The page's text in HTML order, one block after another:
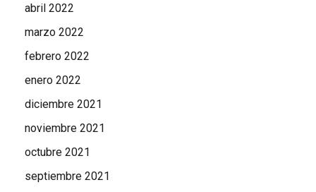
abril 2022
marzo 2022
febrero 2022
enero 2022
diciembre 2021
noviembre 2021
octubre 2021
septiembre 2021